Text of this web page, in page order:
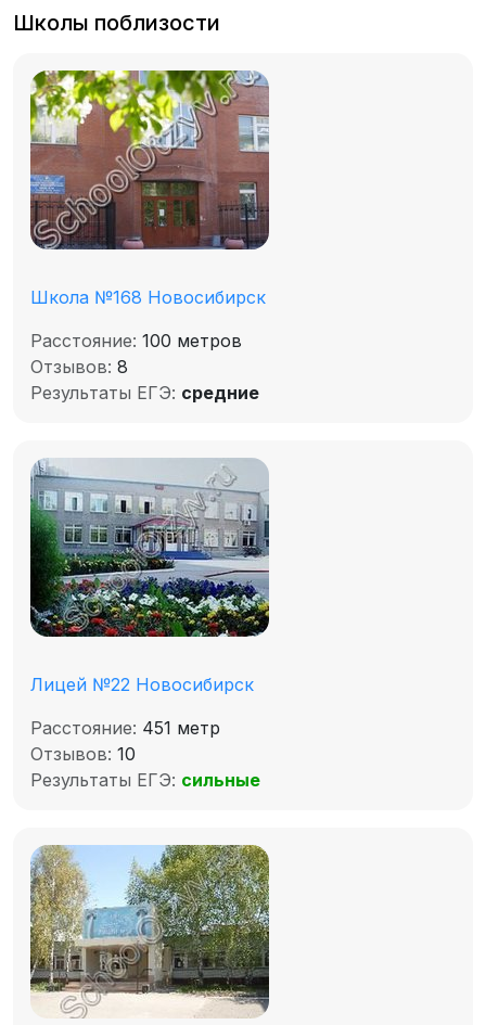
Школы поблизости
Школа №168 Новосибирск
Расстояние: 100 метров
Отзывов: 8
Результаты ЕГЭ: средние
Лицей №22 Новосибирск
Расстояние: 451 метр
Отзывов: 10
Результаты ЕГЭ: сильные